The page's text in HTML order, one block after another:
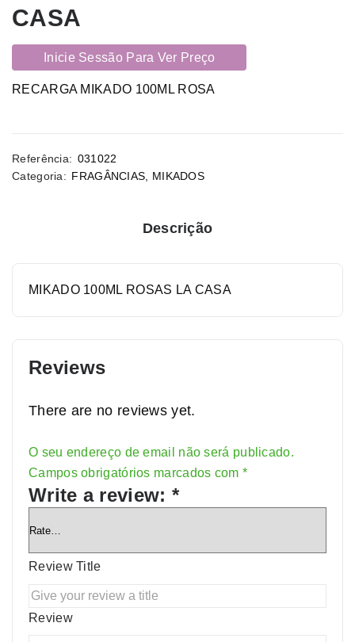
CASA
Inicie Sessão Para Ver Preço
RECARGA MIKADO 100ML ROSA
Referência: 031022
Categoria: FRAGÂNCIAS MIKADOS
Descrição
MIKADO 100ML ROSAS LA CASA
Reviews
There are no reviews yet.
O seu endereço de email não será publicado.
Campos obrigatórios marcados com *
Write a review: *
Review Title
Review
Alternative: